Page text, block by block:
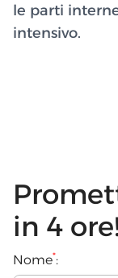
le parti
intensivo.
in 4
Nome*: